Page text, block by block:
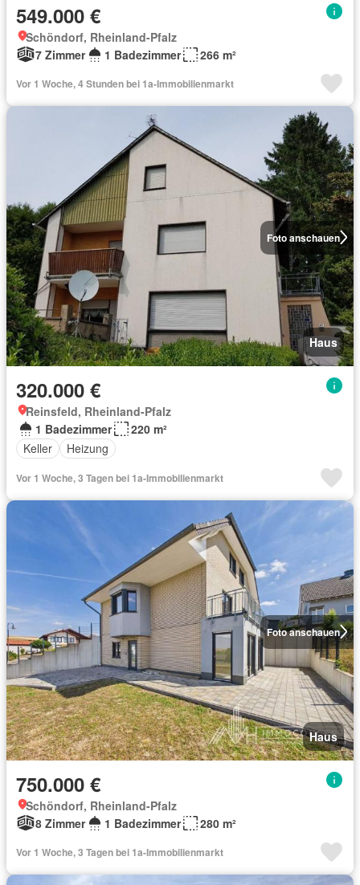
549.000 €
Schöndorf, Rheinland-Pfalz
7 Zimmer
1 Badezimmer 266 m²
Vor 1 Woche, 4 Stunden bei 1a-Immobilienmarkt
Foto anschauen
Haus
320.000 €
Reinsfeld, Rheinland-Pfalz
1 Badezimmer
220 m²
Keller
Heizung
Vor 1 Woche, 3 Tagen bei 1a-Immobilienmarkt
Foto anschauen
Haus
750.000 €
Schöndorf, Rheinland-Pfalz
8 Zimmer
1 Badezimmer 280 m²
Vor 1 Woche, 3 Tagen bei 1a-Immobilienmarkt